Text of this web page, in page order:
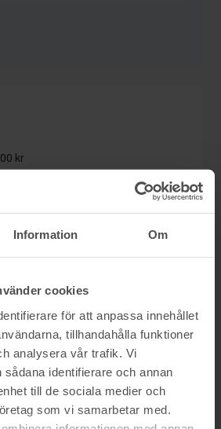
Information Om
cookies
för att anpassa innehållet
tillhandahålla funktioner
analysera vår trafik. Vi
identifierare och annan
till de sociala medier och
som vi samarbetar med.
kr
Hanna
Hallgren &
säljs konkursboet
Stålprodukter (del 2),
på www.tovek.se med
0346-751681